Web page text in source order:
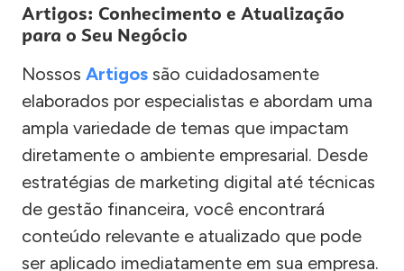
Artigos: Conhecimento e Atualização
para o Seu Negócio
Nossos Artigos são cuidadosamente
elaborados por especialistas e abordam uma
ampla variedade de temas que impactam
diretamente o ambiente empresarial. Desde
estratégias de marketing digital até técnicas
de gestão financeira, você encontrará
conteúdo relevante e atualizado que pode
ser aplicado imediatamente em sua empresa.